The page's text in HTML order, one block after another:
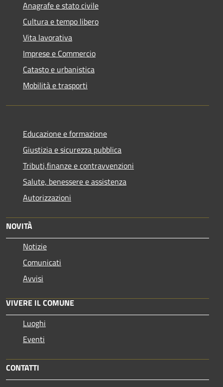
Anagrafe e stato civile
Cultura e tempo libero
Vita lavorativa
Imprese e Commercio
Catasto e urbanistica
Mobilità e trasporti
Educazione e formazione
Giustizia e sicurezza pubblica
Tributi,finanze e contravvenzioni
Salute, benessere e assistenza
Autorizzazioni
NOVITÀ
Notizie
Comunicati
Avvisi
VIVERE IL COMUNE
Luoghi
Eventi
CONTATTI